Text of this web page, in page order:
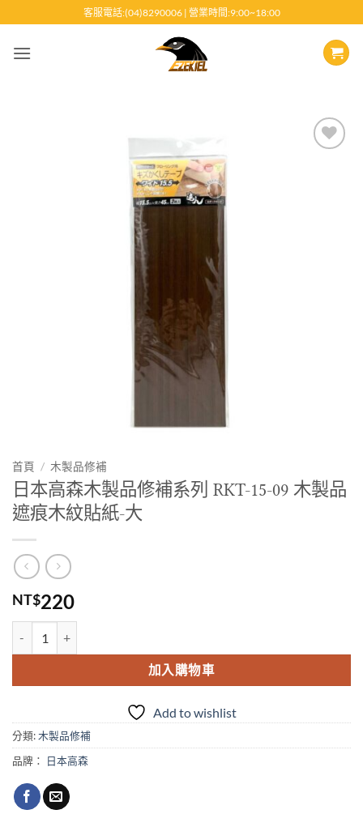
至
客服電話:(04)8290006 | 營業時間:9:00~18:00
首頁 / 木製品修補
日本高森木製品修補系列 RKT-15-09 木製品
遮痕木紋貼紙-大
NT$220
加入購物車
Add to wishlist
分類:木製品修補
品牌：
日本高森